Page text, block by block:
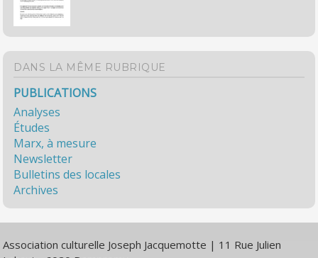
DANS LA MÊME RUBRIQUE
PUBLICATIONS
Analyses
Études
Marx, à mesure
Newsletter
Bulletins des locales
Archives
Association culturelle Joseph Jacquemotte | 11 Rue Julien